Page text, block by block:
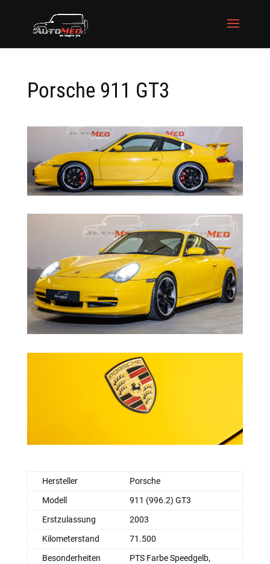
Porsche 911 GT3
Hersteller
Porsche
Modell
911 (996.2) GT3
Erstzulassung
2003
Kilometerstand
71.500
Besonderheiten
PTS Farbe Speedgelb,